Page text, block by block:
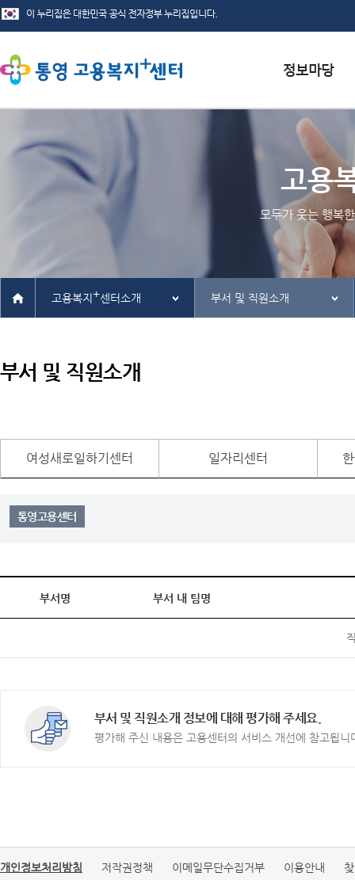
서식자료실
채용정보
인재정보
관련사이트
고용
모두가 웃는 행복
고용복지 +센터소개 부서 및 직원소개
부서 및 직원소개
여성새로일하기센터 일자리센터
통영고용센터
부서명 부서 내 팀명
부서 및 직원소개 정보에 대해 평가해 주세요.
평가해 주신 내용은 고용센터의 서비스 개선에 참고됩니
개인정보처리방침 저작권정책 이메일무단수집거부 이용안내